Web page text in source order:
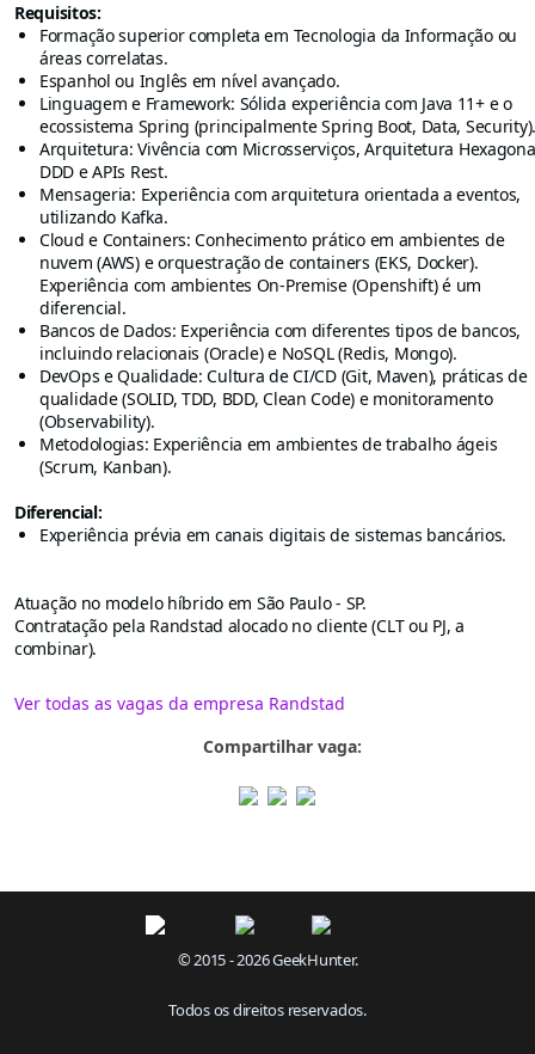
Requisitos:
Formação superior completa em Tecnologia da Informação ou
áreas correlatas.
Espanhol ou Inglês em nível avançado.
Linguagem e Framework: Sólida experiência com Java 11+ e o
ecossistema Spring (principalmente Spring Boot, Data,
Arquitetura: Vivência com Microsserviços, Arquitetura
DDD e APIs Rest.
Mensageria: Experiência com arquitetura orientada a eventos,
utilizando Kafka.
Cloud e Containers: Conhecimento prático em ambientes de
nuvem (AWS) e orquestração de containers (EKS, Docker).
Experiência com ambientes On-Premise (Openshift) é um
diferencial.
Bancos de Dados: Experiência com diferentes tipos de bancos,
incluindo relacionais (Oracle) e NoSQL (Redis, Mongo).
DevOps e Qualidade: Cultura de CI/CD (Git, Maven), práticas de
qualidade (SOLID, TDD, BDD, Clean Code) e monitoramento
(Observability).
Metodologias: Experiência em ambientes de trabalho ágeis
(Scrum, Kanban).
Diferencial:
Experiência prévia em canais digitais de sistemas bancários.
Atuação no modelo híbrido em São Paulo - SP.
Contratação pela Randstad alocado no cliente (CLT ou PJ, a
combinar).
Ver todas as vagas da empresa Randstad
Compartilhar vaga:
© 2015 - 2026 GeekHunter.
Todos os direitos reservados.